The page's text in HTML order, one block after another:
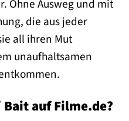
Ohne Ausweg und mit
die aus jeder
all ihren Mut
unaufhaltsamen
auf Filme.de?